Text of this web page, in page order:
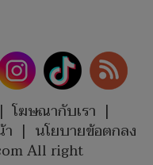
| โฆษณากับเรา |
| นโยบายข้อตกลง
All right